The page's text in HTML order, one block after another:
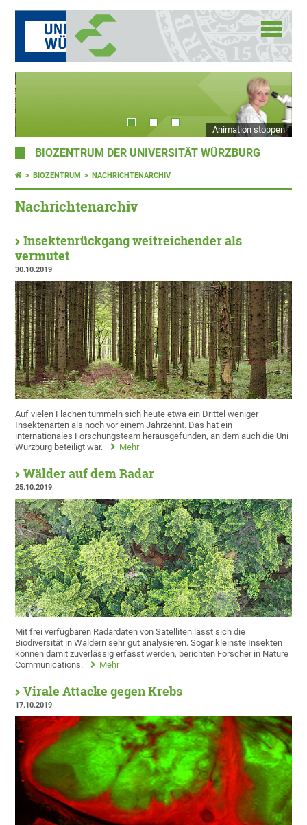
Animation stoppen
BIOZENTRUM DER UNIVERSITÄT WÜRZBURG
BIOZENTRUM NACHRICHTENARCHIV
Nachrichtenarchiv
Insektenrückgang weitreichender als
vermutet
30.10.2019
Auf vielen Flächen tummeln sich heute etwa ein Drittel weniger
Insektenarten als noch vor einem Jahrzehnt. Das hat ein
internationales Forschungsteam herausgefunden, an dem auch die Uni
Würzburg beteiligt war.
Mehr
Wälder auf dem Radar
25.10.2019
Mit frei verfügbaren Radardaten von Satelliten lässt sich die
Biodiversität in Wäldern sehr gut analysieren. Sogar kleinste Insekten
können damit zuverlässig erfasst werden, berichten Forscher in Nature
Communications.
Mehr
Virale Attacke gegen Krebs
17.10.2019